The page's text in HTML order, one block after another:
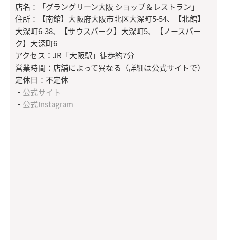
店名：「グラングリーン大阪 ショップ＆レストラン」
住所：【南館】大阪府大阪市北区大深町5-54、【北館】
大深町6-38、【サウスパーク】大深町5、【ノースパー
ク】大深町6
アクセス：JR「大阪駅」徒歩約7分
営業時間：店舗によって異なる（詳細は公式サイトで）
定休日：不定休
・ 公式サイト
・ 公式Instagram